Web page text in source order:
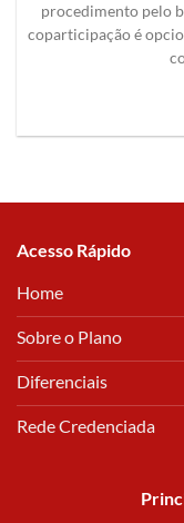
procedimento pelo
coparticipação é
Acesso Rápido
Home
Sobre o Plano
Diferenciais
Rede Credenciada